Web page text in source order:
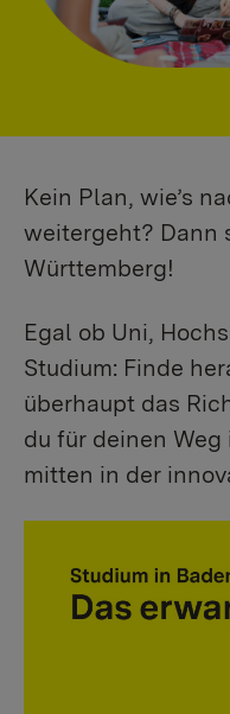
Kein Plan, wie’s
weitergeht? Dann
Württemberg!
Egal ob Uni,
Studium: Finde
überhaupt das
du für deinen
mitten in der